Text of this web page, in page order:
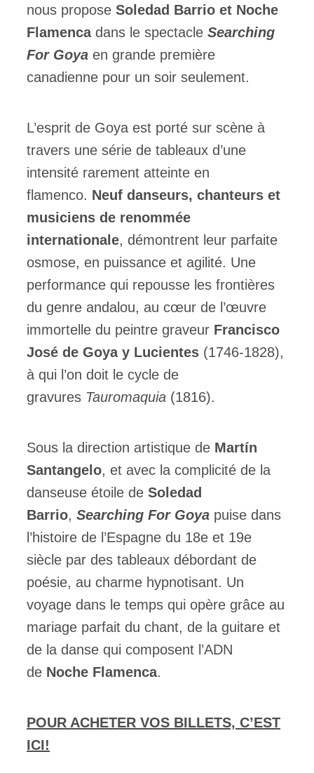
nous propose Soledad Barrio et Noche
Flamencadans le spectacle Searching
For Goya en grande première
canadienne pour un soir seulement.
L’esprit de Goya est porté sur scène à
travers une série de tableaux d’une
intensité rarement atteinte en
flamenco. Neuf danseurs, chanteurs et
musiciens de renommée
internationale, démontrent leur parfaite
osmose, en puissance et agilité. Une
performance qui repousse les frontières
du genre andalou, au cœur de l’œuvre
immortelle du peintre graveur Francisco
José de Goya y Lucientes (1746-1828),
à qui l’on doit le cycle de
gravures Tauromaquia (1816).
Sous la direction artistique de Martín
Santangelo, et avec la complicité de la
danseuse étoile de Soledad
Barrio, Searching For Goya puise dans
l’histoire de l’Espagne du 18e et 19e
siècle par des tableaux débordant de
poésie, au charme hypnotisant. Un
voyage dans le temps qui opère grâce au
mariage parfait du chant, de la guitare et
de la danse qui composent l’ADN
de Noche Flamenca.
POUR ACHETER VOS BILLETS, C’EST
ICI!